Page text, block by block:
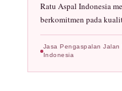
Ratu Aspal Indonesia
berkomitmen pada
Jasa Pengaspalan
Indonesia